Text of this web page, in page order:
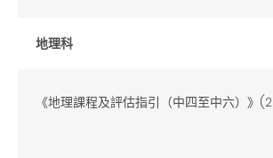
地理科
《地理課程及評估指引（中四至中六）